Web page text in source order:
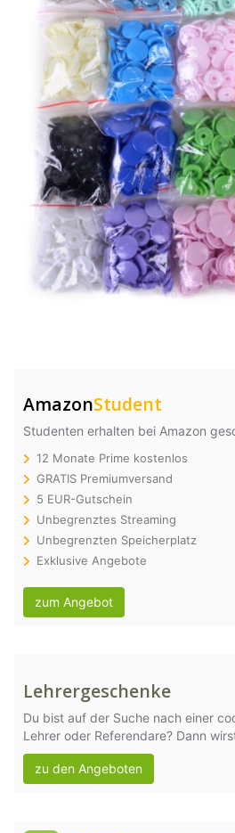
AmazonStudent
Studenten erhalten bei Amazon
12 Monate Prime kostenlos
GRATIS Premiumversand
5 EUR-Gutschein
Unbegrenztes Streaming
Unbegrenzten Speicherplatz
Exklusive Angebote
zum Angebot
Lehrergeschenke
Du bist auf der Suche nach einer
Lehrer oder Referendare? Dann
zu den Angeboten